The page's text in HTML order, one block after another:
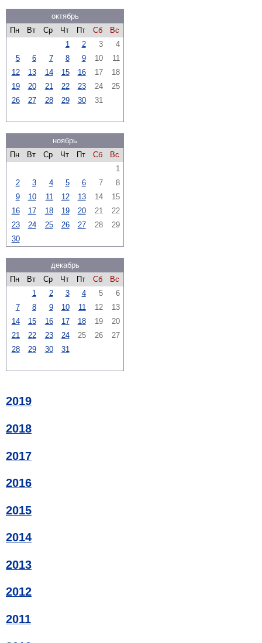
октябрь
Пн
Вт Ср Чт Пт Сб
Вс
1
2 3
4
5
6 7 8 9 10
11
12
13 14 15 16 17
18
19
20 21 22 23 24
25
26
27 28 29 30 31
ноябрь
Пн
Вт Ср Чт Пт Сб
Вс
1
2
3 4 5 6 7
8
9
10 11 12 13 14
15
16
17 18 19 20 21
22
23
24 25 26 27 28
29
30
декабрь
Пн
Вт Ср Чт Пт Сб
Вс
1
2 3 4 5
6
7
8 9 10 11 12
13
14
15 16 17 18 19
20
21
22 23 24 25 26
27
28
29 30 31
2019
2018
2017
2016
2015
2014
2013
2012
2011